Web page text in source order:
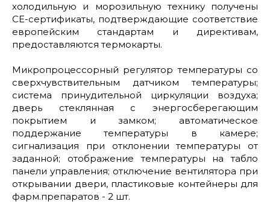
холодильную и морозильную технику получены
СЕ-сертификаты, подтверждающие соответствие
европейским стандартам и директивам,
предоставляются термокарты.
Микропроцессорный регулятор температуры со
сверхчувствительным датчиком температуры;
система принудительной циркуляции воздуха;
дверь стеклянная с энергосберегающим
покрытием и замком; автоматическое
поддержание температуры в камере;
сигнализация при отклонении температуры от
заданной; отображение температуры на табло
панели управления; отключение вентилятора при
открывании двери, пластиковые контейнеры для
фарм.препаратов - 2 шт.